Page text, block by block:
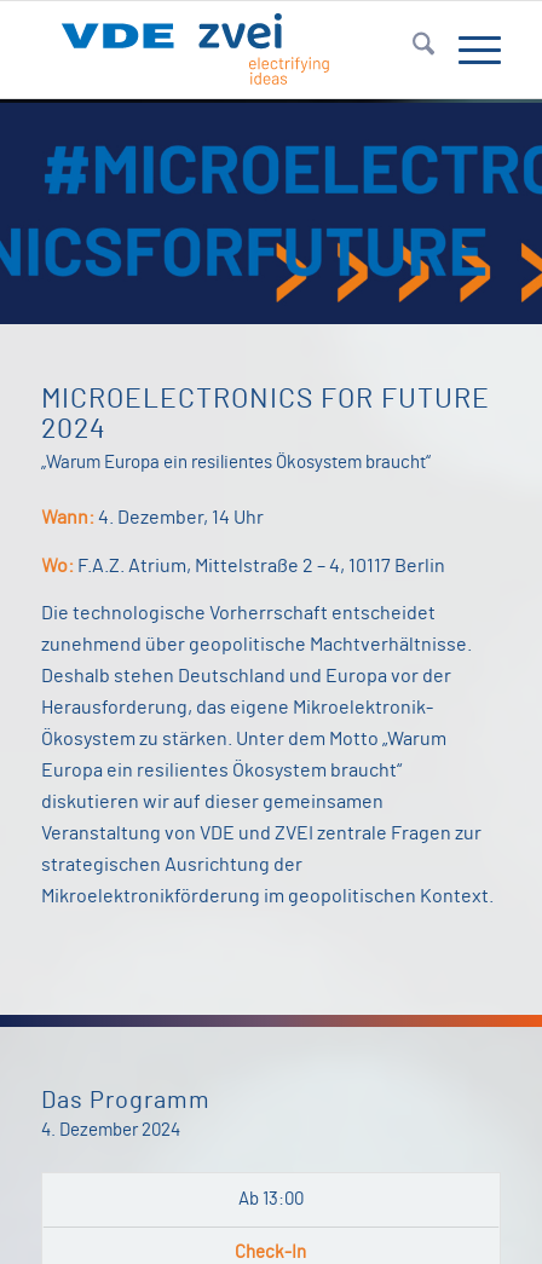
MICROELECTRONICS FOR FUTURE
2024
„Warum Europa ein resilientes Ökosystem braucht“
Wann:4. Dezember, 14 Uhr
Wo: F.A.Z. Atrium, Mittelstraße 2 – 4, 10117 Berlin
Die technologische Vorherrschaft entscheidet
zunehmend über geopolitische Machtverhältnisse.
Deshalb stehen Deutschland und Europa vor der
Herausforderung, das eigene Mikroelektronik-
Ökosystem zu stärken. Unter dem Motto „Warum
Europa ein resilientes Ökosystem braucht“
diskutieren wir auf dieser gemeinsamen
Veranstaltung von VDE und ZVEI zentrale Fragen zur
strategischen Ausrichtung der
Mikroelektronikförderung im geopolitischen Kontext.
Das Programm
4. Dezember 2024
Ab 13:00
Check-In